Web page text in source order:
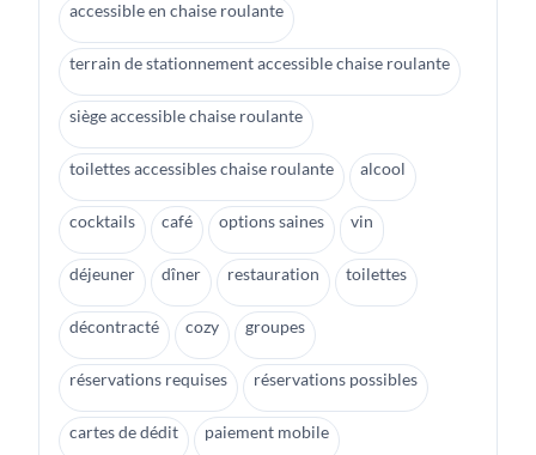
accessible en chaise roulante
terrain de stationnement accessible chaise roulante
siège accessible chaise roulante
toilettes accessibles chaise roulante alcool
cocktails café options saines vin
déjeuner dîner restauration toilettes
décontracté cozy groupes
réservations requises réservations possibles
cartes de dédit paiement mobile